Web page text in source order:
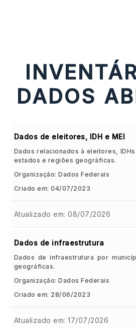
CONTATO
-
DADOS
Dados de eleitores, IDH e MEI
Dados relacionados à eleitores,
estados e regiões geográficas.
Organização: Dados Federais
Criado em: 04/07/2023
Atualizado em: 08/07/2026
Dados de infraestrutura
Dados de infraestrutura por
geográficas.
Organização: Dados Federais
Criado em: 28/06/2023
Atualizado em: 17/07/2026